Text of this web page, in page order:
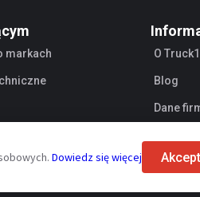
markach O Truck1
Blog
Dane
Dowiedz się więcej